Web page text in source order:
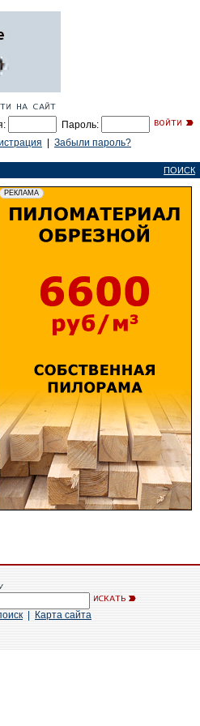
Пароль:
Забыли пароль?
ПОИСК
Карта сайта